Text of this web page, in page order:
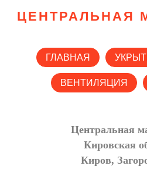
ЦЕНТРАЛЬНАЯ
ГЛАВНАЯ
ВЕНТИЛЯЦИЯ
Центральная
Кировская
Киров,